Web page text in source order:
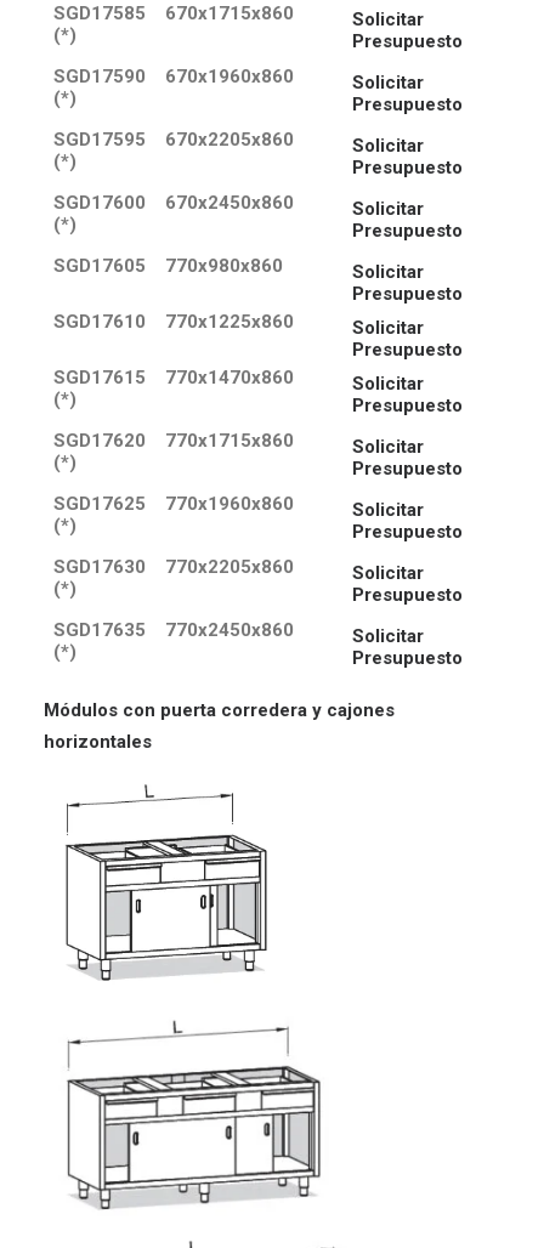
SGD17585
(*)
670x1715x860
Solicitar
Presupuesto
SGD17590
(*)
670x1960x860
Solicitar
Presupuesto
SGD17595
(*)
670x2205x860
Solicitar
Presupuesto
SGD17600
(*)
670x2450x860
Solicitar
Presupuesto
SGD17605
770x980x860
Solicitar
Presupuesto
SGD17610
770x1225x860
Solicitar
Presupuesto
SGD17615
(*)
770x1470x860
Solicitar
Presupuesto
SGD17620
(*)
770x1715x860
Solicitar
Presupuesto
SGD17625
(*)
770x1960x860
Solicitar
Presupuesto
SGD17630
(*)
770x2205x860
Solicitar
Presupuesto
SGD17635
(*)
770x2450x860
Solicitar
Presupuesto
Módulos con puerta corredera y cajones
horizontales